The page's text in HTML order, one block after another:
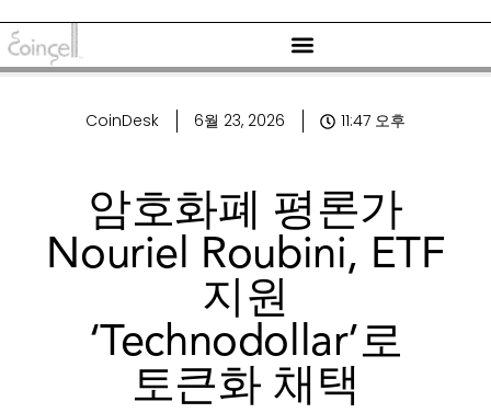
CoinDesk 6월 23, 2026 11:47 오후
암호화폐 평론가
Nouriel Roubini, ETF
지원
‘Technodollar’로
토큰화 채택